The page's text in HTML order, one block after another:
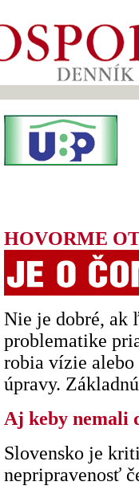
HOVORME
Nie je dobré, ak
problematike
robia vízie
úpravy.
Aj keby nemali
Slovensko je
nepripravenosť